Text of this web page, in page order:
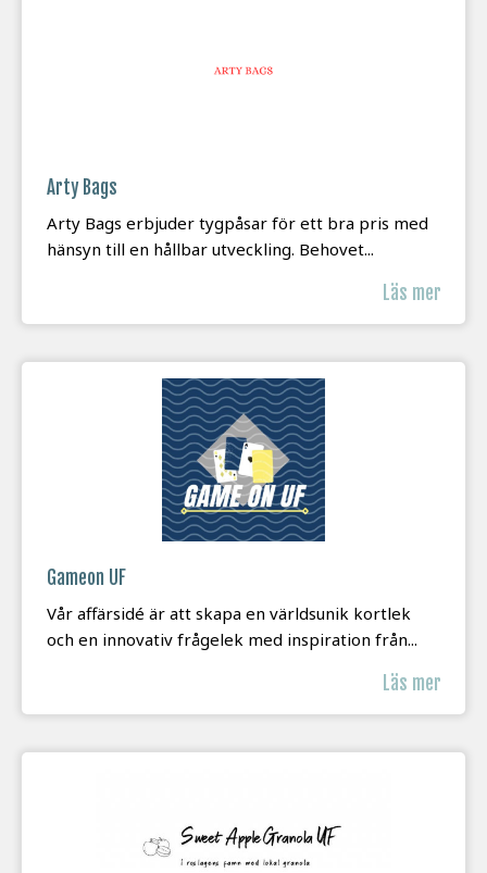
Arty Bags
Arty Bags erbjuder tygpåsar för ett bra pris med
hänsyn till en hållbar utveckling. Behovet...
Läs mer
Gameon UF
Vår affärsidé är att skapa en världsunik kortlek
och en innovativ frågelek med inspiration från...
Läs mer